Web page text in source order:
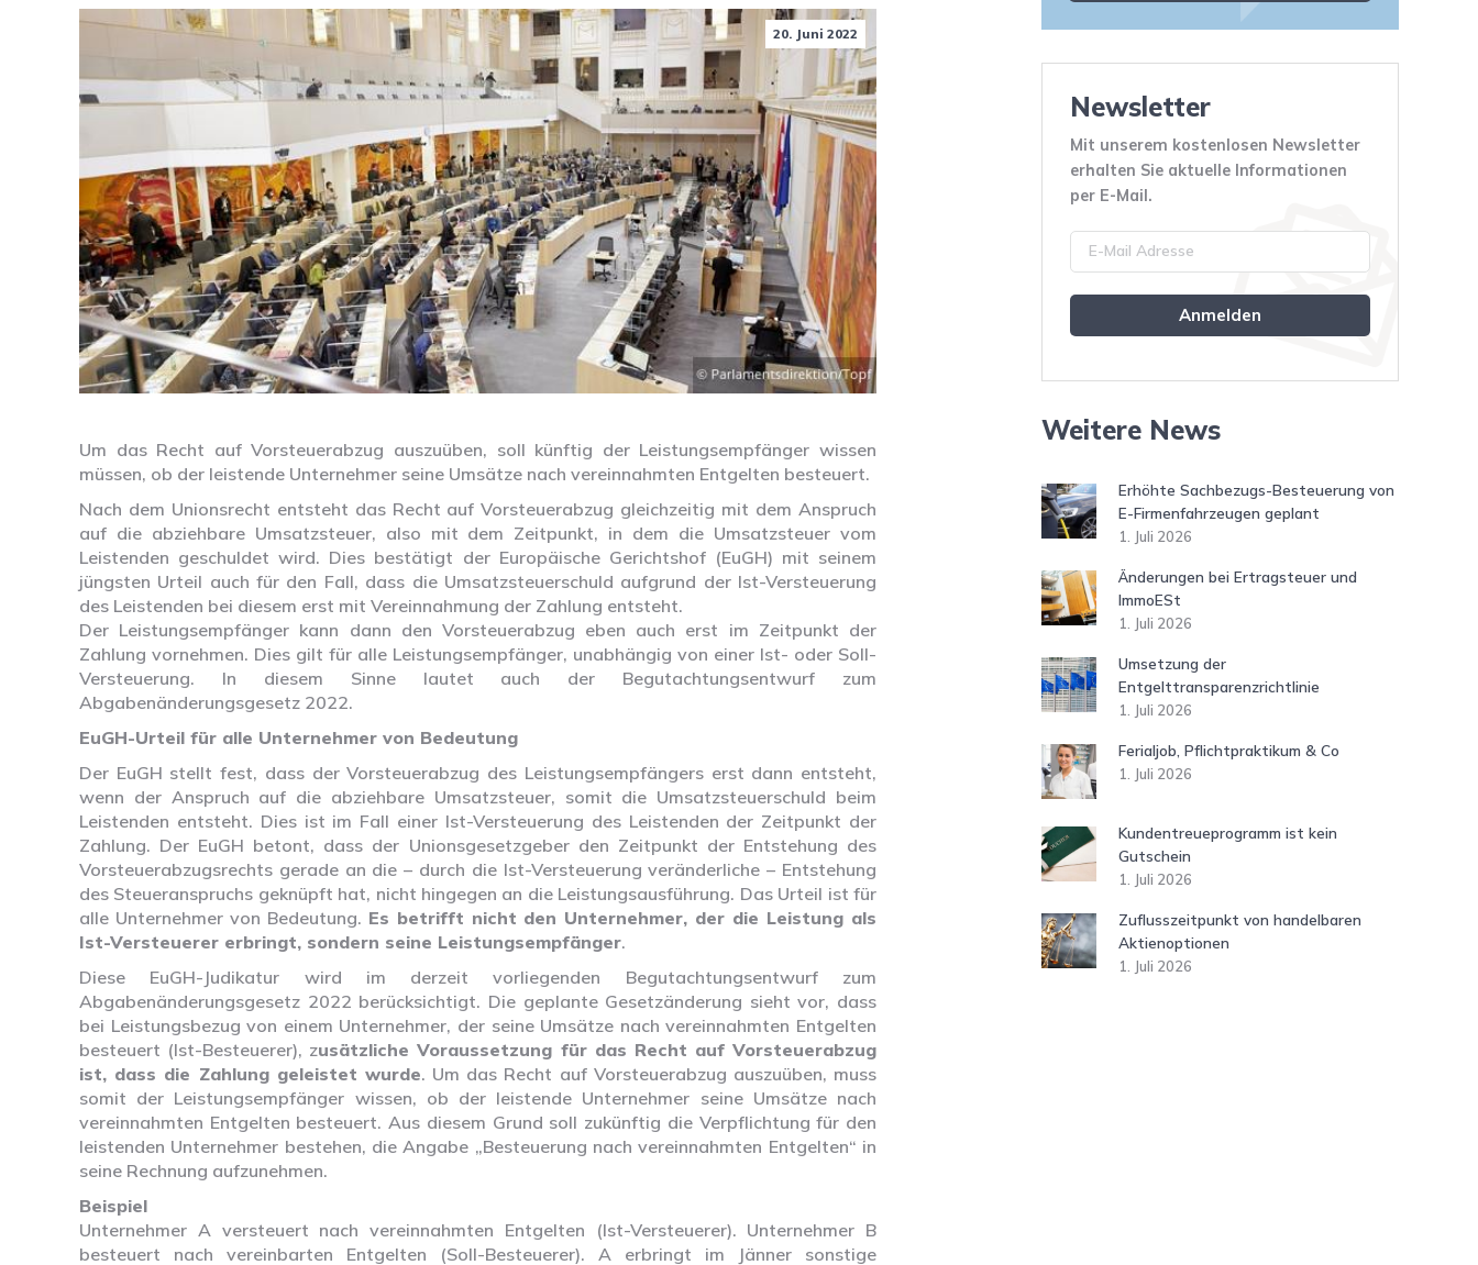
20. Juni 2022
Um das Recht auf Vorsteuerabzug auszuüben, soll künftig der Leistungsempfänger wissen
müssen, ob der leistende Unternehmer seine Umsätze nach vereinnahmten Entgelten besteuert.
Nach dem Unionsrecht entsteht das Recht auf Vorsteuerabzug gleichzeitig mit dem Anspruch
auf die abziehbare Umsatzsteuer, also mit dem Zeitpunkt, in dem die Umsatzsteuer vom
Leistenden geschuldet wird. Dies bestätigt der Europäische Gerichtshof (EuGH) mit seinem
jüngsten Urteil auch für den Fall, dass die Umsatzsteuerschuld aufgrund der Ist-Versteuerung
des Leistenden bei diesem erst mit Vereinnahmung der Zahlung entsteht.
Der Leistungsempfänger kann dann den Vorsteuerabzug eben auch erst im Zeitpunkt der
Zahlung vornehmen. Dies gilt für alle Leistungsempfänger, unabhängig von einer Ist- oder Soll-
Versteuerung. In diesem Sinne lautet auch der Begutachtungsentwurf zum
Abgabenänderungsgesetz 2022.
EuGH-Urteil für alle Unternehmer von Bedeutung
Der EuGH stellt fest, dass der Vorsteuerabzug des Leistungsempfängers erst dann entsteht,
wenn der Anspruch auf die abziehbare Umsatzsteuer, somit die Umsatzsteuerschuld beim
Leistenden entsteht. Dies ist im Fall einer Ist-Versteuerung des Leistenden der Zeitpunkt der
Zahlung. Der EuGH betont, dass der Unionsgesetzgeber den Zeitpunkt der Entstehung des
Vorsteuerabzugsrechts gerade an die – durch die Ist-Versteuerung veränderliche – Entstehung
des Steueranspruchs geknüpft hat, nicht hingegen an die Leistungsausführung. Das Urteil ist für
alle Unternehmer von Bedeutung. Es betrifft nicht den Unternehmer, der die Leistung als
Ist-Versteuerer erbringt, sondern seine Leistungsempfänger.
Diese EuGH-Judikatur wird im derzeit vorliegenden Begutachtungsentwurf zum
Abgabenänderungsgesetz 2022 berücksichtigt. Die geplante Gesetzänderung sieht vor, dass
bei Leistungsbezug von einem Unternehmer, der seine Umsätze nach vereinnahmten Entgelten
besteuert (Ist-Besteuerer), zusätzliche Voraussetzung für das Recht auf Vorsteuerabzug
ist, dass die Zahlung geleistet wurde. Um das Recht auf Vorsteuerabzug auszuüben, muss
somit der Leistungsempfänger wissen, ob der leistende Unternehmer seine Umsätze nach
vereinnahmten Entgelten besteuert. Aus diesem Grund soll zukünftig die Verpflichtung für den
leistenden Unternehmer bestehen, die Angabe „Besteuerung nach vereinnahmten Entgelten“ in
seine Rechnung aufzunehmen.
Beispiel
Unternehmer A versteuert nach vereinnahmten Entgelten (Ist-Versteuerer). Unternehmer B
besteuert nach vereinbarten Entgelten (Soll-Besteuerer). A erbringt im Jänner sonstige
Newsletter
Mit unserem kostenlosen Newsletter
erhalten Sie aktuelle Informationen
per E-Mail.
Weitere News
Erhöhte Sachbezugs-Besteuerung von
E-Firmenfahrzeugen geplant
1. Juli 2026
Änderungen bei Ertragsteuer und
ImmoESt
1. Juli 2026
Umsetzung der
Entgelttransparenzrichtlinie
1. Juli 2026
Ferialjob, Pflichtpraktikum & Co
1. Juli 2026
Kundentreueprogramm ist kein
Gutschein
1. Juli 2026
Zuflusszeitpunkt von handelbaren
Aktienoptionen
1. Juli 2026